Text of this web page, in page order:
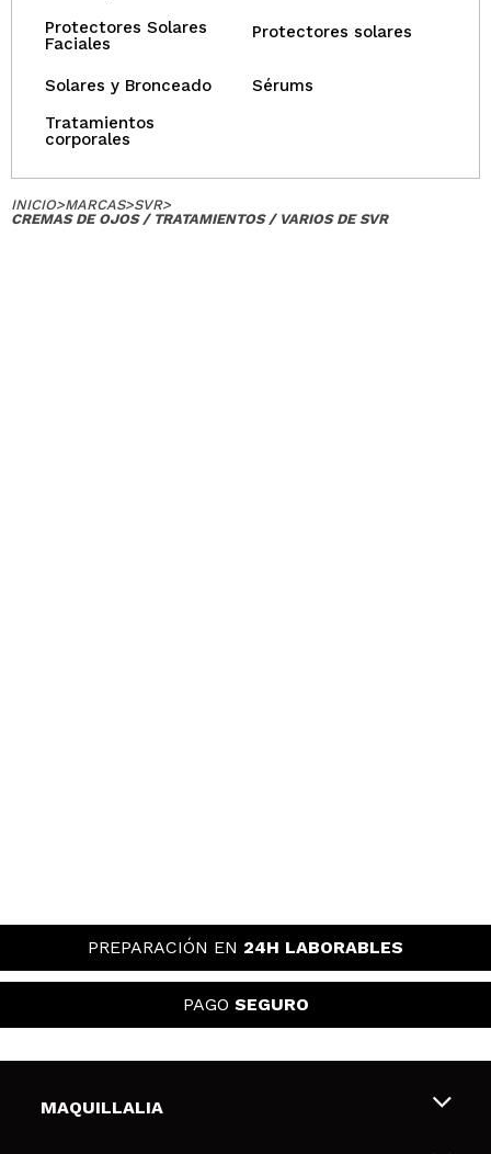
Protectores Solares
Faciales
Protectores solares
Solares y Bronceado
Sérums
Tratamientos
corporales
INICIO>MARCAS>SVR>
CREMAS DE OJOS / TRATAMIENTOS / VARIOS DE SVR
PREPARACIÓN EN 24H LABORABLES
PAGO SEGURO
MAQUILLALIA